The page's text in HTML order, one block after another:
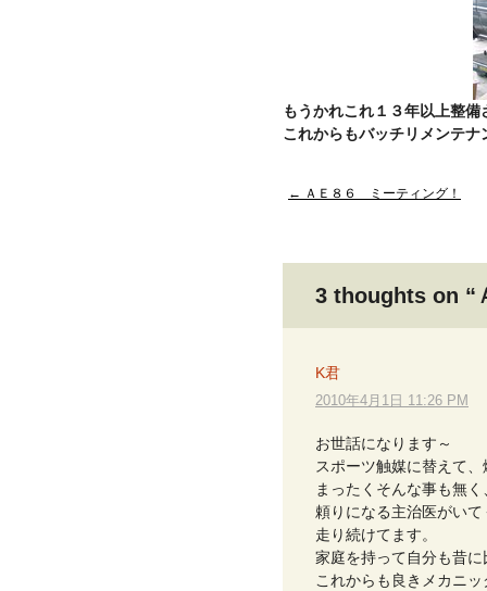
もうかれこれ１３年以上整
これからもバッチリメンテ
Post
← ＡＥ８６ ミーティング！
3 thoughts on “
K君
2010年4月1日 11:26 PM
お世話になります～
スポーツ触媒に替えて
まったくそんな事も無
頼りになる主治医がい
走り続けてます。
家庭を持って自分も昔
これからも良きメカニ